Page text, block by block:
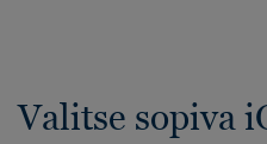
Valitse sopiva